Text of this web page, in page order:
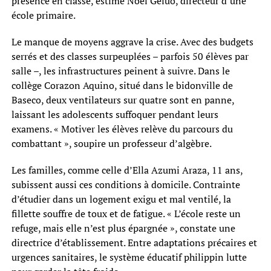
école primaire.
Le manque de moyens aggrave la crise. Avec des budgets
serrés et des classes surpeuplées – parfois 50 élèves par
salle –, les infrastructures peinent à suivre. Dans le
collège Corazon Aquino, situé dans le bidonville de
Baseco, deux ventilateurs sur quatre sont en panne,
laissant les adolescents suffoquer pendant leurs
examens. « Motiver les élèves relève du parcours du
combattant », soupire un professeur d’algèbre.
Les familles, comme celle d’Ella Azumi Araza, 11 ans,
subissent aussi ces conditions à domicile. Contrainte
d’étudier dans un logement exigu et mal ventilé, la
fillette souffre de toux et de fatigue. « L’école reste un
refuge, mais elle n’est plus épargnée », constate une
directrice d’établissement. Entre adaptations précaires et
urgences sanitaires, le système éducatif philippin lutte